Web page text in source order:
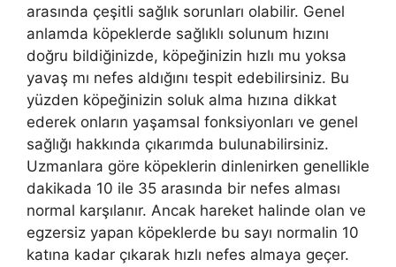
arasında çeşitli sağlık sorunları olabilir. Genel
anlamda köpeklerde sağlıklı solunum hızını
doğru bildiğinizde, köpeğinizin hızlı mu yoksa
yavaş mı nefes aldığını tespit edebilirsiniz. Bu
yüzden köpeğinizin soluk alma hızına dikkat
ederek onların yaşamsal fonksiyonları ve genel
sağlığı hakkında çıkarımda bulunabilirsiniz.
Uzmanlara göre köpeklerin dinlenirken genellikle
dakikada 10 ile 35 arasında bir nefes alması
normal karşılanır. Ancak hareket halinde olan ve
egzersiz yapan köpeklerde bu sayı normalin 10
katına kadar çıkarak hızlı nefes almaya geçer.